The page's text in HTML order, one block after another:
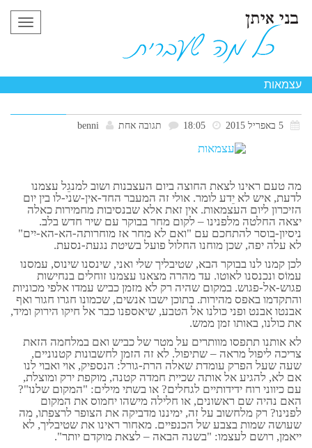
עצמאות
תגובה אחת benni
מה טעם ראינו לצאת החוצה ביום העצבנות ושוב למנגֵל עצמנו
לדעת, איש לא יֵדע לומר. אולי זה המעבר החד-אין-שני-לו בין יום
הזיכרון ליום העצמאות. אין זאת אלא שבנסיבות מחמירות כאלה
יצאה החלטה מלפנינו – לקום מחר בבוקר עם שיר חדש בלב.
ניסיון-בוסר להתחכם עם "ואם לא מחר אז מוחרותה-הא-הא-יִים"
לא עלה יפה, שכן מוחנו החלול פועל בשיטת נגעת-נסעת.
לכן קמנו לנו בבוקר הבא, שטיבליך שלי ואני, שינסנו שינוס, עמסנו
עמוֹס ונכנסנו לאוטו. עד מהרה מצאנו עצמנו זוחלים בנחישות
פגוש-אל-פגוש. במקום שהיה רק לא מזמן כביש עמדו אלפי מכוניות
והתקדמו באפס מהירות. בתוכן ישבו אנשים, שכמונו חגרו חגור ואף
אבנטו אבנט ופני כולנו אל הטבע, שיאספנו כבר אל חיקו הירוק ומיד,
את כולנו, באותו זמן ממש.
לא אותנו תתפסו מוותרים על מטר של כביש ואם במלחמה הזאת
צריכה ליפול מראה – שתיפול. לא זה הזמן לחשבונות קטנוניים,
שעה שעל הפרק עומדת שאלה הרת-גורל: הנספיק, אוי ואבוי לנו
אם לא, להגיע אל אותה שכיית חמדה קטנה, מוקפת ירק ומוצלת,
עם כיווני רוח ידידותיים לגחלים? או בשתי מילים: "המקום שלנו"?
האם נהיה שם ראשונים, או חלילה מישהו יחמוס את המקום
לפנינו? רק מלחשוב על זה, ימיננו מדביקה את הצופר לרצפתו, מה
שעושה שמות בצבע של הכנפיים. מאחור ראינו את שטיבליך, לא
ייאמן, רושם לעצמו: "בשנה הבאה – לצאת מוקדם יותר".